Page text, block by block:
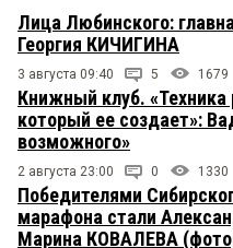
Лица Любинского:
Георгия КИЧИГИНА
3 августа 09:40 5 1679
Книжный клуб. «Техника
который ее создает»:
возможного»
2 августа 23:00 0 1330
Победителями
марафона стали
Марина КОВАЛЕВА